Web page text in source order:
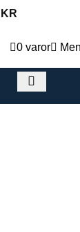
0 varor